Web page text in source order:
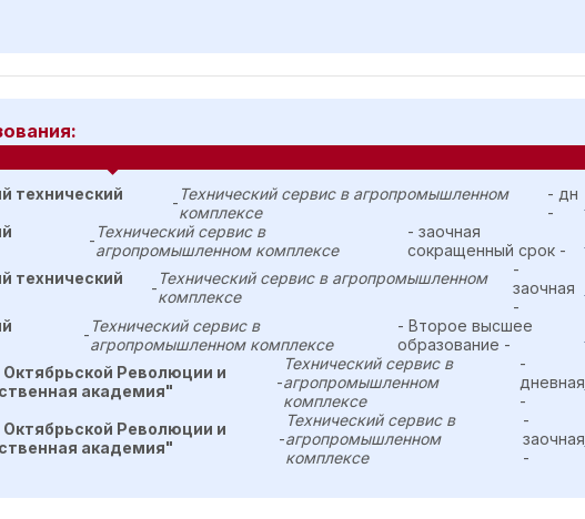
технический - Технический сервис в агропромышленном
комплексе
- дн
-
- Технический сервис в
агропромышленном комплексе
- заочная
сокращенный срок -
технический
- Технический сервис в агропромышленном
комплексе
-
заочная
-
- Технический сервис в
агропромышленном комплексе
- Второе высшее
образование -
Революции и
академия"
-
Технический сервис в
агропромышленном
комплексе
-
дневная
-
Революции и
академия"
-
Технический сервис в
агропромышленном
комплексе
-
заочная
-